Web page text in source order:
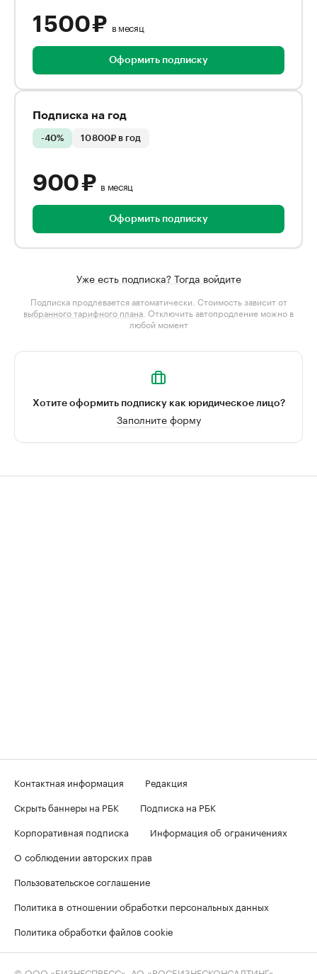
1 500 ₽ в месяц
Оформить подписку
Подписка на год
-40% 10 800₽ в год
900 ₽ в месяц
Оформить подписку
Уже есть подписка? Тогда войдите
Подписка продлевается автоматически. Стоимость зависит от
выбранного тарифного плана . Отключить автопродление можно в
любой момент
Хотите оформить подписку как юридическое лицо?
Заполните форму
Контактная информация
Редакция
Скрыть баннеры на РБК
Подписка на РБК
Корпоративная подписка
Информация об ограничениях
О соблюдении авторских прав
Пользовательское соглашение
Политика в отношении обработки персональных данных
Политика обработки файлов cookie